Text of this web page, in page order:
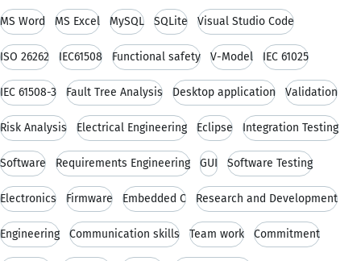
MS Word MS Excel MySQL SQLite Visual Studio Code
ISO 26262 IEC61508 Functional safety V-Model IEC 61025
IEC 61508-3 Fault Tree Analysis Desktop application Validation
Risk Analysis Electrical Engineering Eclipse Integration Testing
Software Requirements Engineering GUI Software Testing
Electronics Firmware Embedded C Research and Development
Engineering Communication skills Team work Commitment